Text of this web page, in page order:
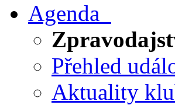
Agenda
Přehled
Aktuality